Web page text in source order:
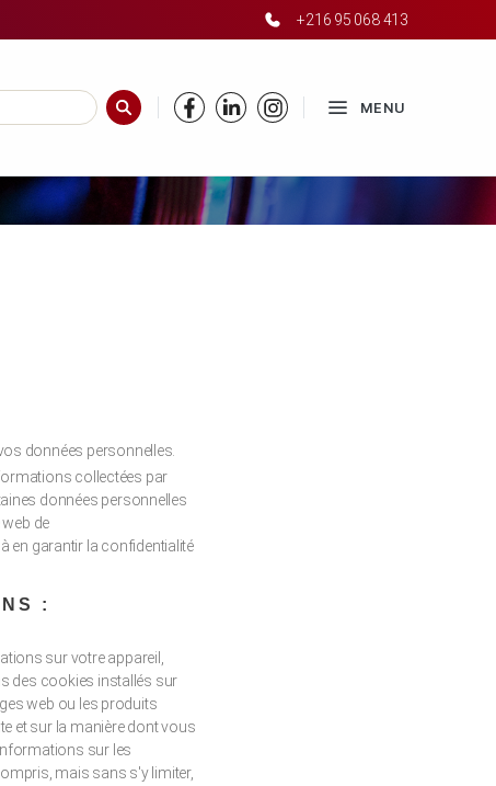
+216 95 068 413
RECHERCHER
MENU
données personnelles.
collectées par
données personnelles
de
en garantir la confidentialité
:
sur votre appareil,
des cookies installés sur
web ou les produits
et sur la manière dont vous
sur les
mais sans s'y limiter,